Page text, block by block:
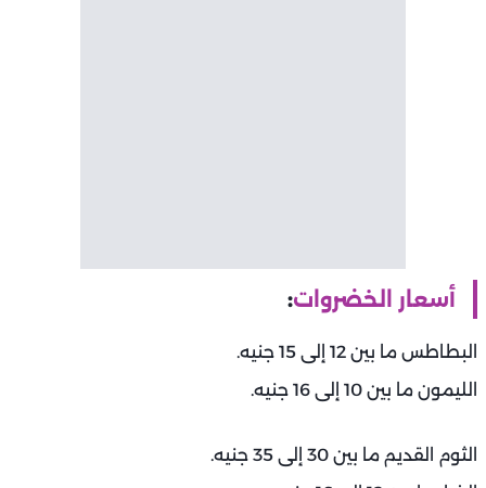
أسعار الخضروات:
البطاطس ما بين 12 إلى 15 جنيه.
الليمون ما بين 10 إلى 16 جنيه.
الثوم القديم ما بين 30 إلى 35 جنيه.